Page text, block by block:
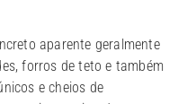
aparente geralmente
forros de teto e também
e cheios de